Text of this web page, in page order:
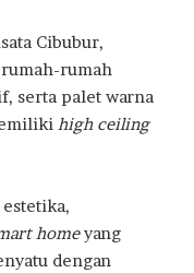
Cibubur,
rumah
serta palet warna
high ceiling
homeyang
dengan